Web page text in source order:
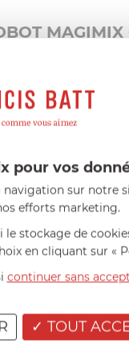
MAGIMIX
AU CHOIX
CLIENT
pour vos
sur notre
efforts marketing.
stockage de
en cliquant sur «
continuer sans
TOUT